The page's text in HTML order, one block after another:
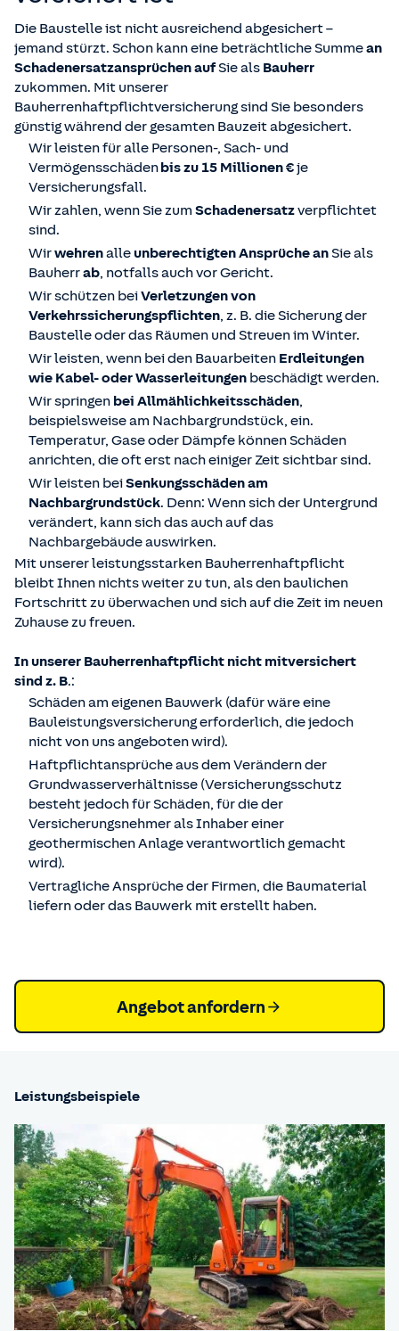
Die Baustelle ist nicht ausreichend abgesichert –
jemand stürzt. Schon kann eine beträchtliche Summean
Schadenersatzansprüchen aufSie als Bauherr
zukommen. Mit unserer
Bauherrenhaftpflichtversicherung sind Sie besonders
günstig während der gesamten Bauzeit abgesichert.
Wir leisten für alle Personen-, Sach- und
Vermögensschädenbis zu 15 Millionen €je
Versicherungsfall.
Wir zahlen, wenn Sie zum Schadenersatzverpflichtet
sind.
Wirwehrenalleunberechtigten Ansprüche anSie als
Bauherrab, notfalls auch vor Gericht.
Wir schützen beiVerletzungen von
Verkehrssicherungspflichten, z. B. die Sicherung der
Baustelle oder das Räumen und Streuen im Winter.
Wir leisten, wenn bei den Bauarbeiten Erdleitungen
wie Kabel- oder Wasserleitungen beschädigt werden.
Wir springen bei Allmählichkeitsschäden,
beispielsweise am Nachbargrundstück, ein.
Temperatur, Gase oder Dämpfe können Schäden
anrichten, die oft erst nach einiger Zeit sichtbar sind.
Wir leisten beiSenkungsschäden am
Nachbargrundstück. Denn: Wenn sich der Untergrund
verändert, kann sich das auch auf das
Nachbargebäude auswirken.
Mit unserer leistungsstarken Bauherrenhaftpflicht
bleibt Ihnen nichts weiter zu tun, als den baulichen
Fortschritt zu überwachen und sich auf die Zeit im neuen
Zuhause zu freuen.
In unserer Bauherrenhaftpflicht nicht mitversichert
sind z. B.:
Schäden am eigenen Bauwerk (dafür wäre eine
Bauleistungsversicherung erforderlich, die jedoch
nicht von uns angeboten wird).
Haftpflichtansprüche aus dem Verändern der
Grundwasserverhältnisse (Versicherungsschutz
besteht jedoch für Schäden, für die der
Versicherungsnehmer als Inhaber einer
geothermischen Anlage verantwortlich gemacht
wird).
Vertragliche Ansprüche der Firmen, die Baumaterial
liefern oder das Bauwerk mit erstellt haben.
Angebot anfordern
Leistungsbeispiele